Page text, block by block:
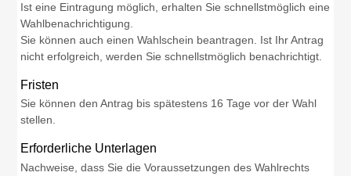
Ist eine Eintragung möglich, erhalten Sie schnellstmöglich eine
Wahlbenachrichtigung.
Sie können auch einen Wahlschein beantragen. Ist Ihr Antrag
nicht erfolgreich, werden Sie schnellstmöglich benachrichtigt.
Fristen
Sie können den Antrag bis spätestens 16 Tage vor der Wahl
stellen.
Erforderliche Unterlagen
Nachweise, dass Sie die Voraussetzungen des Wahlrechts